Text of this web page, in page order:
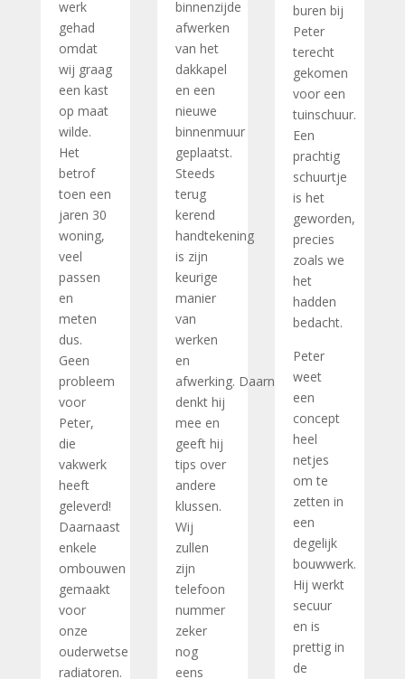
binnenzijde
afwerken
van het
dakkapel
en een
nieuwe
binnenmuur
geplaatst.
Steeds
terug
kerend
handtekening
is zijn
keurige
manier
van
werken
en
afwerking. Daarnaast
denkt hij
mee en
geeft hij
tips over
andere
klussen.
Wij
zullen
zijn
telefoon
nummer
zeker
nog
eens
werk
gehad
omdat
wij graag
een kast
op maat
wilde.
Het
betrof
toen een
jaren 30
woning,
veel
passen
en
meten
dus.
Geen
probleem
voor
Peter,
die
vakwerk
heeft
geleverd!
Daarnaast
enkele
ombouwen
gemaakt
voor
onze
ouderwetse
radiatoren.
buren bij
Peter
terecht
gekomen
voor een
tuinschuur.
Een
prachtig
schuurtje
is het
geworden,
precies
zoals we
het
hadden
bedacht.
Peter
weet
een
concept
heel
netjes
om te
zetten in
een
degelijk
bouwwerk.
Hij werkt
secuur
en is
prettig in
de